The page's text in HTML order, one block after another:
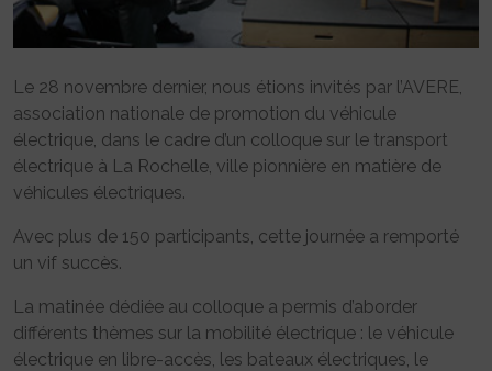
Le 28 novembre dernier, nous étions invités par l’AVERE,
association nationale de promotion du véhicule
électrique, dans le cadre d’un colloque sur le transport
électrique à La Rochelle, ville pionnière en matière de
véhicules électriques.
Avec plus de 150 participants, cette journée a remporté
un vif succès.
La matinée dédiée au colloque a permis d’aborder
différents thèmes sur la mobilité électrique : le véhicule
électrique en libre-accès, les bateaux électriques, le